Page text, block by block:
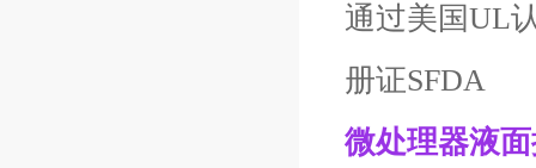
通过美国UL
册证SFDA
微处理器液